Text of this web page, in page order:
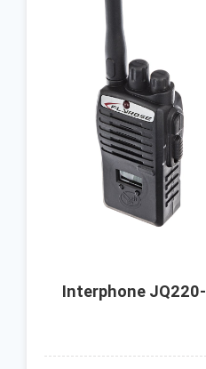
بی سیم اسباب بازی مدل Interphone JQ220-